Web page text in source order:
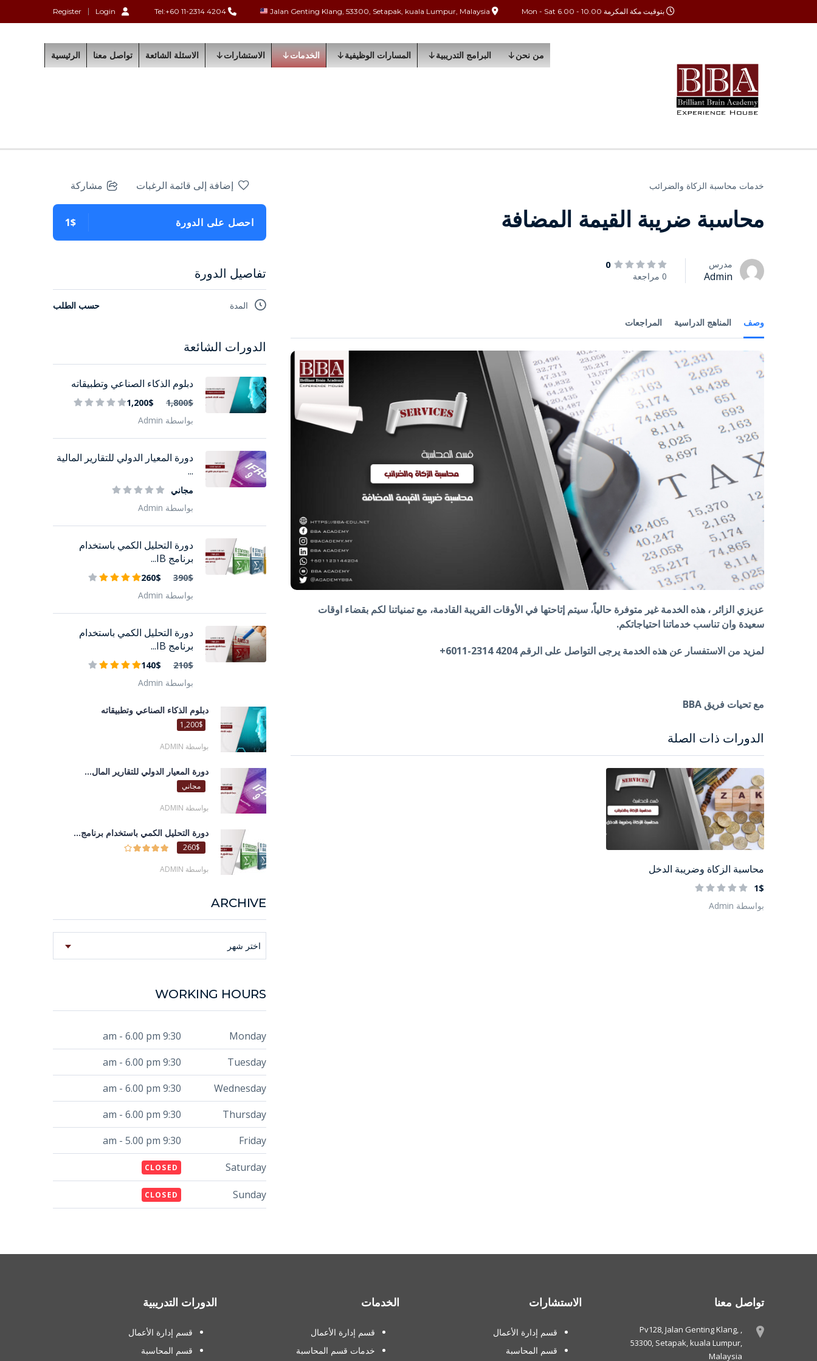
Login
Register بتوقيت مكة المكرمة Mon - Sat 6.00 - 10.00
من نحن الرئيسية البرامج التدريبية المسارات الوظيفية الخدمات الاستشارات الاسئلة الشائعة تواصل معنا
خدمات محاسبة الزكاة والضرائب
محاسبة ضريبة القيمة المضافة
مدرس
Admin
0
0 مراجعة
وصف المناهج الدراسية المراجعات
عزيزي الزائر ، هذه الخدمة غير متوفرة حالياً، سيتم إتاحتها في الأوقات القريبة القادمة، مع تمنياتنا لكم بقضاء اوقات
سعيدة وان تناسب خدماتنا احتياجاتكم.
لمزيد من الاستفسار عن هذه الخدمة يرجى التواصل على الرقم 4204 2314-6011+
مع تحيات فريق BBA
الدورات ذات الصلة
محاسبة الزكاة وضريبة الدخل
1$
بواسطة Admin
إضافة إلى قائمة الرغبات مشاركة
احصل على الدورة 1$
تفاصيل الدورة
المدة حسب الطلب
الدورات الشائعة
دبلوم الذكاء الصناعي وتطبيقاته
1,800$
1,200$
بواسطة Admin
دورة المعيار الدولي للتقارير المالية
...
مجاني
بواسطة Admin
دورة التحليل الكمي باستخدام
برنامج IB...
390$
260$
بواسطة Admin
دورة التحليل الكمي باستخدام
برنامج IB...
210$
140$
بواسطة Admin
دبلوم الذكاء الصناعي وتطبيقاته
1,200$
بواسطة ADMIN
دورة المعيار الدولي للتقارير المال...
مجاني
بواسطة ADMIN
دورة التحليل الكمي باستخدام برنامج...
260$
بواسطة ADMIN
ARCHIVE
اختر شهر
WORKING HOURS
Monday
9:30 am - 6.00 pm
Tuesday
9:30 am - 6.00 pm
Wednesday
9:30 am - 6.00 pm
Thursday
9:30 am - 6.00 pm
Friday
9:30 am - 5.00 pm
Saturday
CLOSED
Sunday
CLOSED
تواصل معنا
Pv128, Jalan Genting Klang, ,
53300, Setapak, kuala Lumpur,
Malaysia
الاستشارات
قسم إدارة الأعمال
قسم المحاسبة
الخدمات
قسم إدارة الأعمال
خدمات قسم المحاسبة
الدورات التدريبية
قسم إدارة الأعمال
قسم المحاسبة